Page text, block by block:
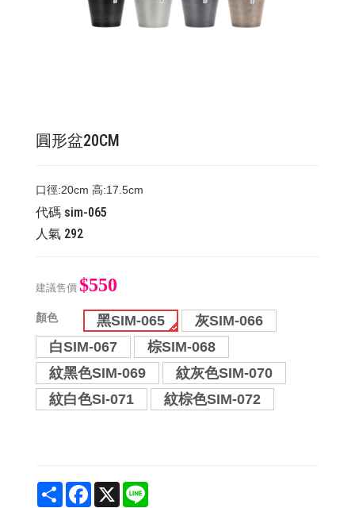
圓形盆20CM
口徑:20cm 高:17.5cm
代碼 sim-065
人氣 292
建議售價 $550
顏色 黑SIM-065
灰SIM-066
白SIM-067
棕SIM-068
紋黑色SIM-069
紋灰色SIM-070
紋白色SI-071
紋棕色SIM-072
Share Facebook
X